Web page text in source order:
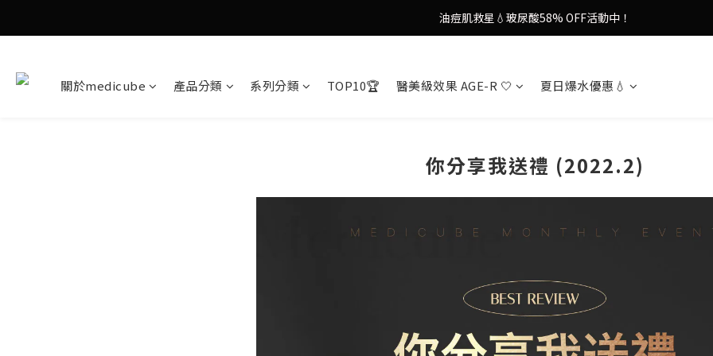
謝安琪愛用美容儀🌸護膚效果UP！
果凍噴霧！一噴即現美白光透肌✨
關於medicube 產品分類 系列分類 TOP10🏆 醫美級效果 AGE-R 🤍 夏日爆水優惠💧
你分享我送禮 (2022.2)